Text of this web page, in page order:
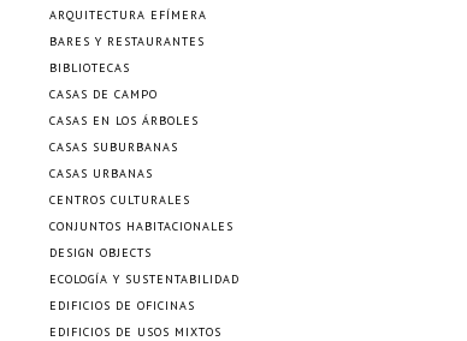
ARQUITECTURA EFÍMERA
BARES Y RESTAURANTES
BIBLIOTECAS
CASAS DE CAMPO
CASAS EN LOS ÁRBOLES
CASAS SUBURBANAS
CASAS URBANAS
CENTROS CULTURALES
CONJUNTOS HABITACIONALES
DESIGN OBJECTS
ECOLOGÍA Y SUSTENTABILIDAD
EDIFICIOS DE OFICINAS
EDIFICIOS DE USOS MIXTOS